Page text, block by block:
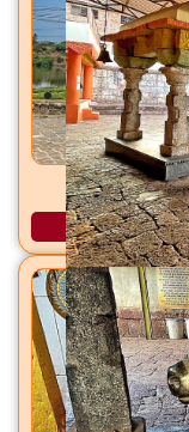
कृष्णामाई मंदिर